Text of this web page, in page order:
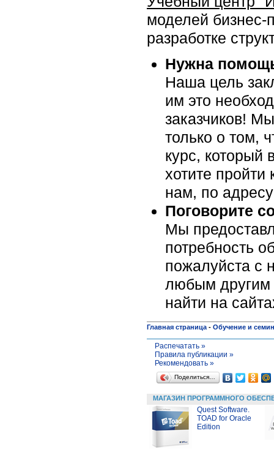
моделей
разработке
Нужна
Наша цель
им это
заказчиков!
только о том,
курс, который
хотите
нам, по
Поговорите
Мы
потребность
пожалуйста c
любым другим
найти на
Главная страница - Обучение и
Распечатать »
Правила публикации »
Рекомендовать »
Поделиться…
МАГАЗИН ПРОГРАММНОГО
Quest Software.
TOAD for Oracle
Edition